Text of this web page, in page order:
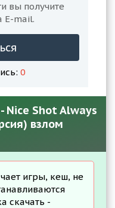
вы получите
E-mail.
0
Nice Shot Always
взлом
игры, кеш, не
скачать -